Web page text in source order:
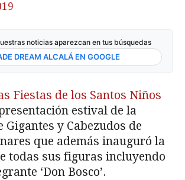
noticias aparezcan en tus búsquedas
DREAM ALCALÁ EN GOOGLE
Fiestas de los Santos Niños
estival de la
Gigantes y Cabezudos de
que además inauguró la
todas sus figuras incluyendo
‘Don Bosco’.